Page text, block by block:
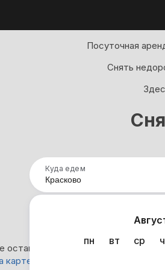
Посуточная
Снять
Куда едем
пн
вт ср
остановиться в Красково: 4
карте